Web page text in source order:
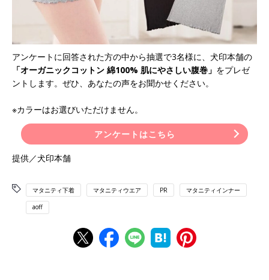
アンケートに回答された方の中から抽選で3名様に、犬印本舗の
「オーガニックコットン 綿100% 肌にやさしい腹巻」 をプレゼ
ントします。ぜひ、あなたの声をお聞かせください。
※カラーはお選びいただけません。
アンケートはこちら
提供／犬印本舗
マタニティ下着 マタニティウエア PR マタニティインナー
aoff